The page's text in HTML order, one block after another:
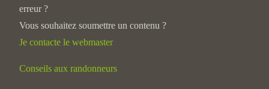
erreur ?
Vous souhaitez soumettre un contenu ?
Je contacte le webmaster
Conseils aux randonneurs